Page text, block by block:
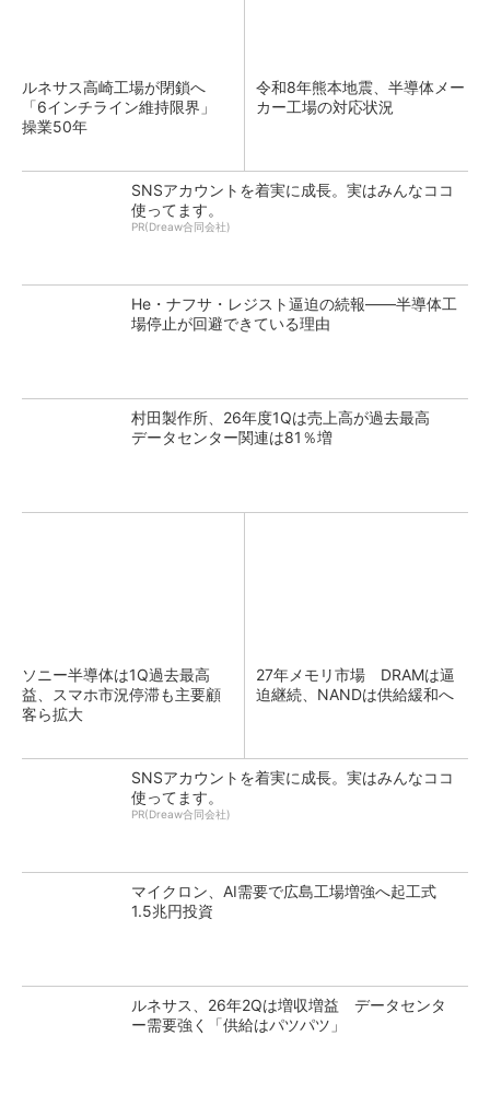
ルネサス高崎工場が閉鎖へ
「6インチライン維持限界」
操業50年
令和8年熊本地震、半導体メー
カー工場の対応状況
SNSアカウントを着実に成長。実はみんなココ
使ってます。
PR(Dreaw合同会社)
He・ナフサ・レジスト逼迫の続報――半導体工
場停止が回避できている理由
村田製作所、26年度1Qは売上高が過去最高
データセンター関連は81％増
ソニー半導体は1Q過去最高
益、スマホ市況停滞も主要顧
客ら拡大
27年メモリ市場 DRAMは逼
迫継続、NANDは供給緩和へ
SNSアカウントを着実に成長。実はみんなココ
使ってます。
PR(Dreaw合同会社)
マイクロン、AI需要で広島工場増強へ起工式
1.5兆円投資
ルネサス、26年2Qは増収増益 データセンタ
ー需要強く「供給はパツパツ」